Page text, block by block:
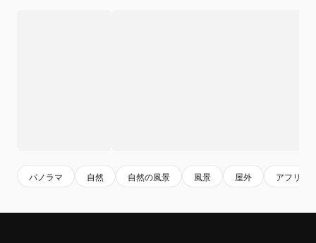
パノラマ 自然 自然の風景 風景 屋外 アフリカ